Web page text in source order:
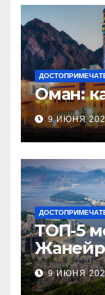
Оман:
9 ИЮНЯ
ТОП-5
знали
9 ИЮНЯ